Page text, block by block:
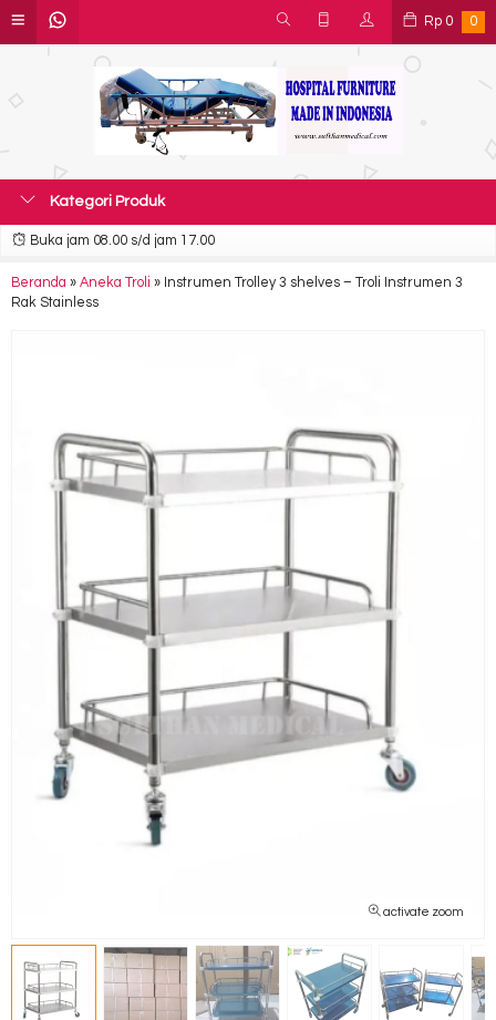
Rp 0 0
Kategori Produk
Buka jam 08.00 s/d jam 17.00
Beranda » Aneka Troli » Instrumen Trolley 3 shelves – Troli Instrumen 3
Rak Stainless
activate zoom